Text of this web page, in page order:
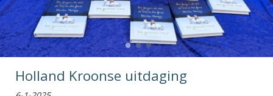
●●●
Holland Kroonse uitdaging